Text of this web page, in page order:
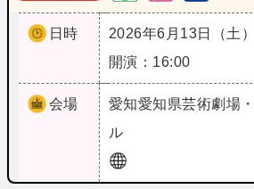
日時
2026年6月13日（土）
開演：16:00
会場 愛知愛知県芸術劇場
ル